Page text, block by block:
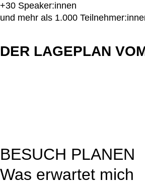
+30 Speaker:innen
und mehr als 1.000
DER LAGEPLAN
BESUCH PLANEN
Was erwartet mich